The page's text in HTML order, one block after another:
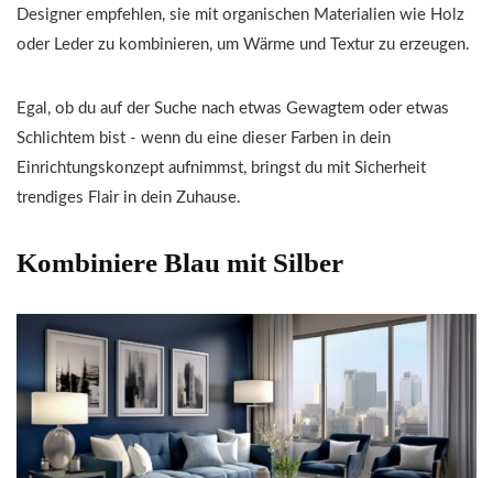
Designer empfehlen, sie mit organischen Materialien wie Holz
oder Leder zu kombinieren, um Wärme und Textur zu erzeugen.
Egal, ob du auf der Suche nach etwas Gewagtem oder etwas
Schlichtem bist - wenn du eine dieser Farben in dein
Einrichtungskonzept aufnimmst, bringst du mit Sicherheit
trendiges Flair in dein Zuhause.
Kombiniere Blau mit Silber